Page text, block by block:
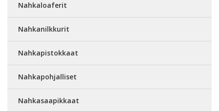
Nahkaloaferit
Nahkanilkkurit
Nahkapistokkaat
Nahkapohjalliset
Nahkasaapikkaat